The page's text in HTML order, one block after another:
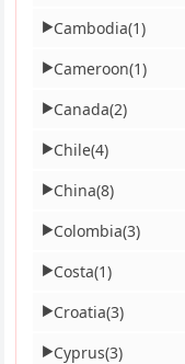
▶Cambodia(1)
▶Cameroon(1)
▶Canada(2)
▶Chile(4)
▶China(8)
▶Colombia(3)
▶Costa(1)
▶Croatia(3)
▶Cyprus(3)